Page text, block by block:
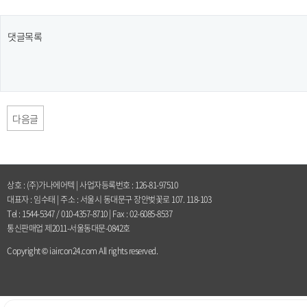
댓글목록
다음글
상호 : (주)가나에어텍 | 사업자등록번호 : 126-81-97510
대표자 : 임수태 | 주소 : 서울시 동대문구 장안벚꽃로 107. 118-103
Tel : 1544-5347 / 010-4357-8710 | Fax : 02-6085-8537
통신판매업 제2011-서울동대문-0842호
Copyright © iaircon24.com All rights reserved.